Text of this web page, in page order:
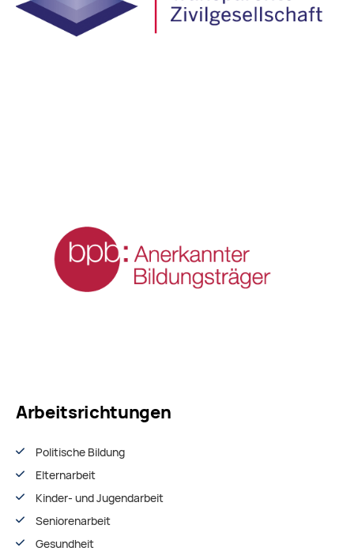
Arbeitsrichtungen
Politische Bildung
Elternarbeit
Kinder- und Jugendarbeit
Seniorenarbeit
Gesundheit